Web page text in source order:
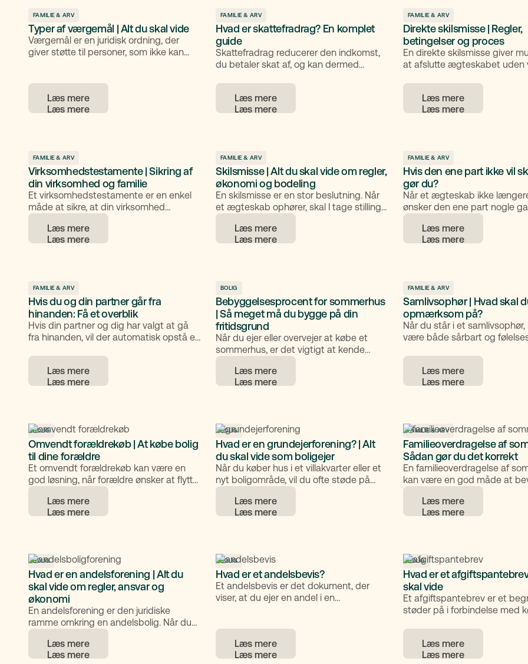
skattemæssige forhold, gradvis
overdragelse til børn og forskud på arv.
Professionel hjælp kan hjælpe med at
sikre, at dokumenter og processer bliver
juridisk korrekte.
medmindre der findes et
Derudover kan du selv give
Et klart testamente og åben
familien skaber tryghed og
risikoen for konflikter.
FAMILIE & ARV
Typer af værgemål | Alt du skal vide
Værgemål er en juridisk ordning, der
giver støtte til personer, som ikke kan
hvornår det er relevant, og hvilke typer
værgemål der findes. Du får også svar
på typiske spørgsmål om valg af værge,
det.
Læs mere
FAMILIE & ARV
Hvad er skattefradrag? En komplet
guide
Skattefradrag reducerer den indkomst,
du betaler skat af, og kan dermed
får du en klar forklaring på, hvad
skattefradrag er, hvordan de fungerer, og
hvilke fradrag du typisk kan have ret til.
Læs mere
FAMILIE & ARV
Direkte skilsmisse | Regler,
betingelser og proces
En direkte skilsmisse giver
at afslutte ægteskabet uden
er en løsning, der typisk
situationer, hvor der enten er
mellem parterne, eller hvor
Læs mere
FAMILIE & ARV
Virksomhedstestamente | Sikring af
din virksomhed og familie
Et virksomhedstestamente er en enkel
måde at sikre, at din virksomhed
fortsætter på den måde, du ønsker, hvis
du går bort. Det handler om at skabe
tryghed for både din familie og din
Læs mere
FAMILIE & ARV
Skilsmisse | Alt du skal vide om regler,
økonomi og bodeling
En skilsmisse er en stor beslutning. Når
et ægteskab ophører, skal I tage stilling
til mange forhold: økonomi, bolig, børn og
juridiske aftaler. Denne guide giver dig et
klart overblik over, hvordan en skilsmisse
Læs mere
FAMILIE & ARV
Hvis den ene part ikke vil
gør du?
Når et ægteskab ikke
ønsker den ene part nogle
blive skilt, mens den anden
kan skabe en svær og
belastende situation, men der
skilles, og hvordan du kan
processen.
Læs mere
FAMILIE & ARV
Hvis du og din partner går fra
hinanden: Få et overblik
Hvis din partner og dig har valgt at gå
fra hinanden, vil der automatisk opstå en
med børn, bolig og økonomi. Det kan
være en følelsesmæssigt svær tid, og
derfor er det en fordel at få styr på de
et brud.
Læs mere
BOLIG
Bebyggelsesprocent for sommerhus
| Så meget må du bygge på din
fritidsgrund
Når du ejer eller overvejer at købe et
sommerhus, er det vigtigt at kende
reglerne for, hvor meget du må bygge
på grunden. Bebyggelsesprocenten
sætter grænsen for, hvor stor en del af
Læs mere
FAMILIE & ARV
Samlivsophør | Hvad skal
opmærksom på?
Når du står i et
være både sårbart og
Samtidig skal du håndtere en
praktiske og juridiske forhold,
betydning for bolig, økonomi
Læs mere
BOLIG
Omvendt forældrekøb | At købe bolig
til dine forældre
Et omvendt forældrekøb kan være en
god løsning, når forældre ønsker at flytte
i en bolig, som deres voksne børn ejer.
Det kan give både økonomisk og
praktisk fleksibilitet, men kræver grundig
fungerer, og hvad du skal være
opmærksom på.
Læs mere
BOLIG
Hvad er en grundejerforening? | Alt
du skal vide som boligejer
Når du køber hus i et villakvarter eller et
nyt boligområde, vil du ofte støde på
begrebet grundejerforening. Mange ved,
at det handler om fælles opgaver og
regler i området, men ikke præcis hvad
boligejer skal være opmærksom på.
Læs mere
FAMILIE & ARV
Familieoverdragelse af
Sådan gør du det korrekt
En familieoverdragelse af
kan være en god måde at
ejerskabet i familien og
unødige skattemæssige
Men reglerne er komplekse,
korrekt.
Læs mere
BOLIG
Hvad er en andelsforening | Alt du
skal vide om regler, ansvar og
økonomi
En andelsforening er den juridiske
ramme omkring en andelsbolig. Når du
køber en andelsbolig, bliver du medlem
af en forening, der i fællesskab ejer
ejendommen. Det betyder, at du ikke
Læs mere
BOLIG
Hvad er et andelsbevis?
Et andelsbevis er det dokument, der
viser, at du ejer en andel i en
ejerandel, men det er ikke et
ejerskabsbevis for selve boligen. Når du
køber en andelsbolig, får du altså ikke
Læs mere
BOLIG
Hvad er et
skal vide
Et afgiftspantebrev er et
støder på i forbindelse med
praksis handler det om,
kan spare penge på
når der skal oprettes nye lån
Læs mere